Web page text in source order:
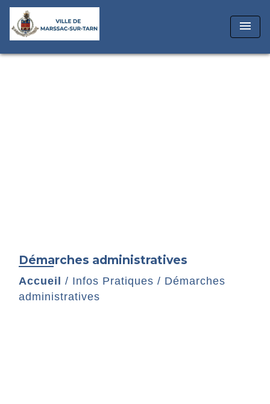
menu
Démarches administratives
Accueil / Infos Pratiques / Démarches
administratives